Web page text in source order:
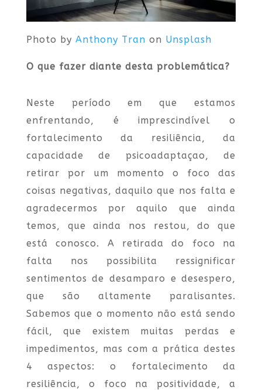
Photo by Anthony Tran on Unsplash
O que fazer diante desta problemática?
Neste período em que estamos
enfrentando, é imprescindível o
fortalecimento da resiliência, da
capacidade de psicoadaptaçao, de
retirar por um momento o foco das
coisas negativas, daquilo que nos falta e
agradecermos por aquilo que ainda
temos, que ainda nos restou, do que
está conosco. A retirada do foco na
falta nos possibilita ressignificar
sentimentos de desamparo e desespero,
que são altamente paralisantes.
Sabemos que o momento não está sendo
fácil, que existem muitas perdas e
impedimentos, mas com a prática destes
4 aspectos: o fortalecimento da
resiliência, o foco na positividade, a